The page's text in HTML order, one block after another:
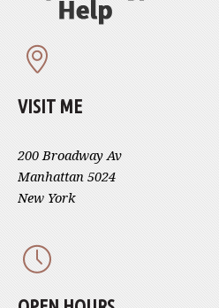
VISIT ME
200 Broadway Av
Manhattan 5024
New York